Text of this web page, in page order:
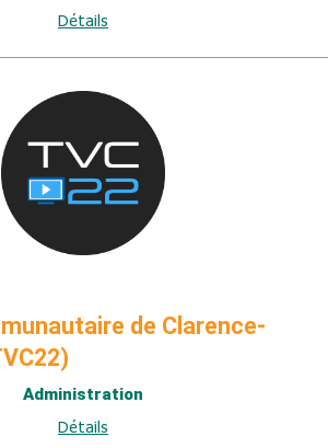
Détails
de Clarence-
Administration
Détails